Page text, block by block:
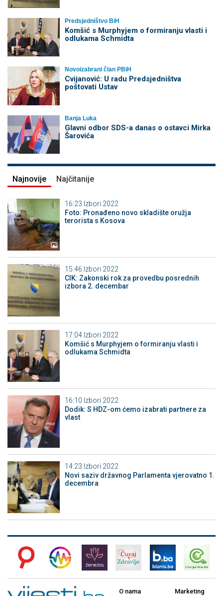
Predsjedništvo BiH
Komšić s Murphyjem o formiranju vlasti i
odlukama Schmidta
Novoizabrani član PBiH
Cvijanović: U radu Predsjedništva
poštovati Ustav
Banja Luka
Glavni odbor SDS-a danas o ostavci Mirka
Šarovića
Najnovije Najčitanije
16:23 Izbori 2022
Foto: Pronađeno novo skladište oružja
terorista s Kosova
15:46 Izbori 2022
CIK: Zakonski rok za provedbu posrednih
izbora 2. decembar
17:04 Izbori 2022
Komšić s Murphyjem o formiranju vlasti i
odlukama Schmidta
16:10 Izbori 2022
Dodik: S HDZ-om ćemo izabrati partnere za
vlast
14:23 Izbori 2022
Novi saziv državnog Parlamenta vjerovatno 1.
decembra
O nama Marketing